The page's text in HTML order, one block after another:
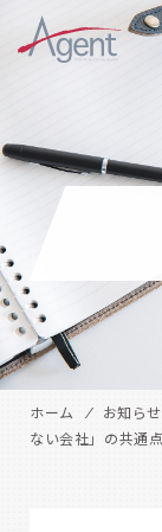
ホーム お知ら
ない会社」の共通点